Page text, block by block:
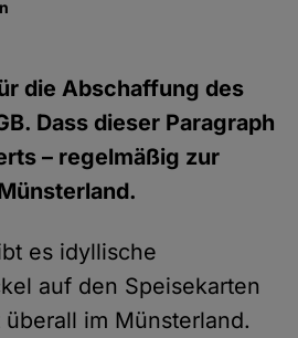
die Abschaffung des
Dass dieser Paragraph
– regelmäßig zur
es idyllische
auf den Speisekarten
im Münsterland.